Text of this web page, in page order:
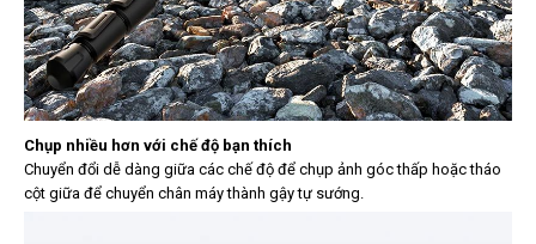
Chụp nhiều hơn với chế độ bạn thích
Chuyển đổi dễ dàng giữa các chế độ để chụp ảnh góc thấp hoặc tháo
cột giữa để chuyển chân máy thành gậy tự sướng.